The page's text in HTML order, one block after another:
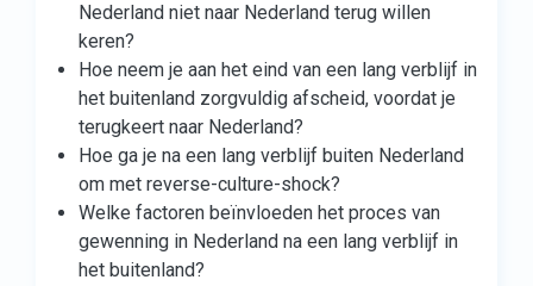
Nederland niet naar Nederland terug willen
keren?
Hoe neem je aan het eind van een lang verblijf in
het buitenland zorgvuldig afscheid, voordat je
terugkeert naar Nederland?
Hoe ga je na een lang verblijf buiten Nederland
om met reverse-culture-shock?
Welke factoren beïnvloeden het proces van
gewenning in Nederland na een lang verblijf in
het buitenland?